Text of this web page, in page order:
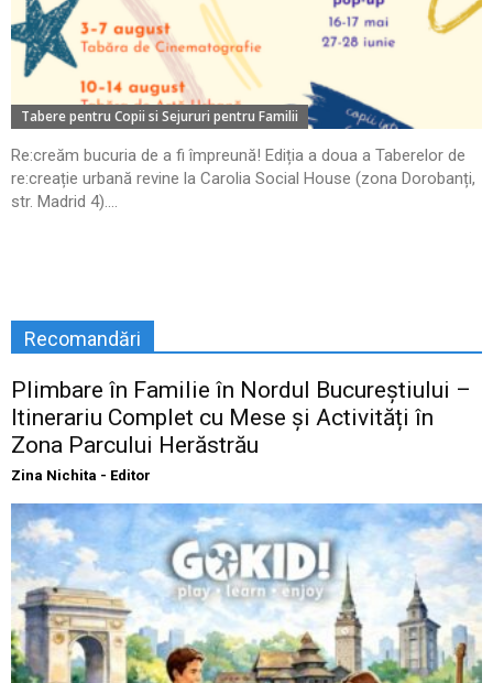
Tabere pentru Copii si Sejururi pentru Familii
Re:creăm bucuria de a fi împreună! Ediția a doua a Taberelor de
re:creație urbană revine la Carolia Social House (zona Dorobanți,
str. Madrid 4)....
Recomandări
Plimbare în Familie în Nordul Bucureștiului –
Itinerariu Complet cu Mese și Activități în
Zona Parcului Herăstrău
Zina Nichita - Editor